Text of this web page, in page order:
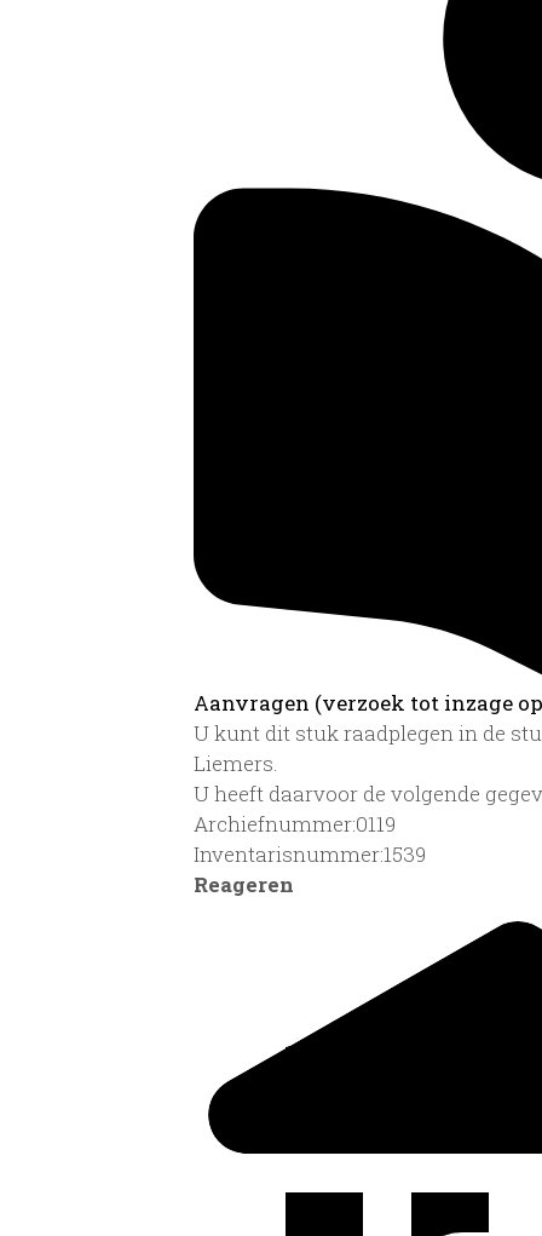
Aanvragen (verzoek tot inzage
U kunt dit stuk raadplegen in de
Liemers.
U heeft daarvoor de volgende
Archiefnummer:0119
Inventarisnummer:1539
Reageren